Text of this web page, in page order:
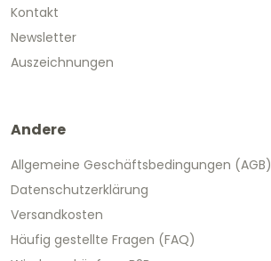
Kontakt
Newsletter
Auszeichnungen
Andere
Allgemeine Geschäftsbedingungen (AGB)
Datenschutzerklärung
Versandkosten
Häufig gestellte Fragen (FAQ)